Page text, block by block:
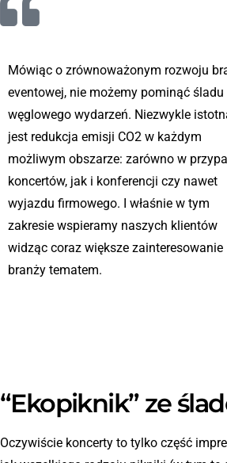
Mówiąc o zrównoważonym rozwoju
eventowej, nie możemy pominąć śladu
węglowego wydarzeń. Niezwykle
jest redukcja emisji CO2 w każdym
możliwym obszarze: zarówno w
koncertów, jak i konferencji czy nawet
wyjazdu firmowego. I właśnie w tym
zakresie wspieramy naszych klientów
widząc coraz większe zainteresowanie
branży tematem.
“Ekopiknik” ze
Oczywiście koncerty to tylko część